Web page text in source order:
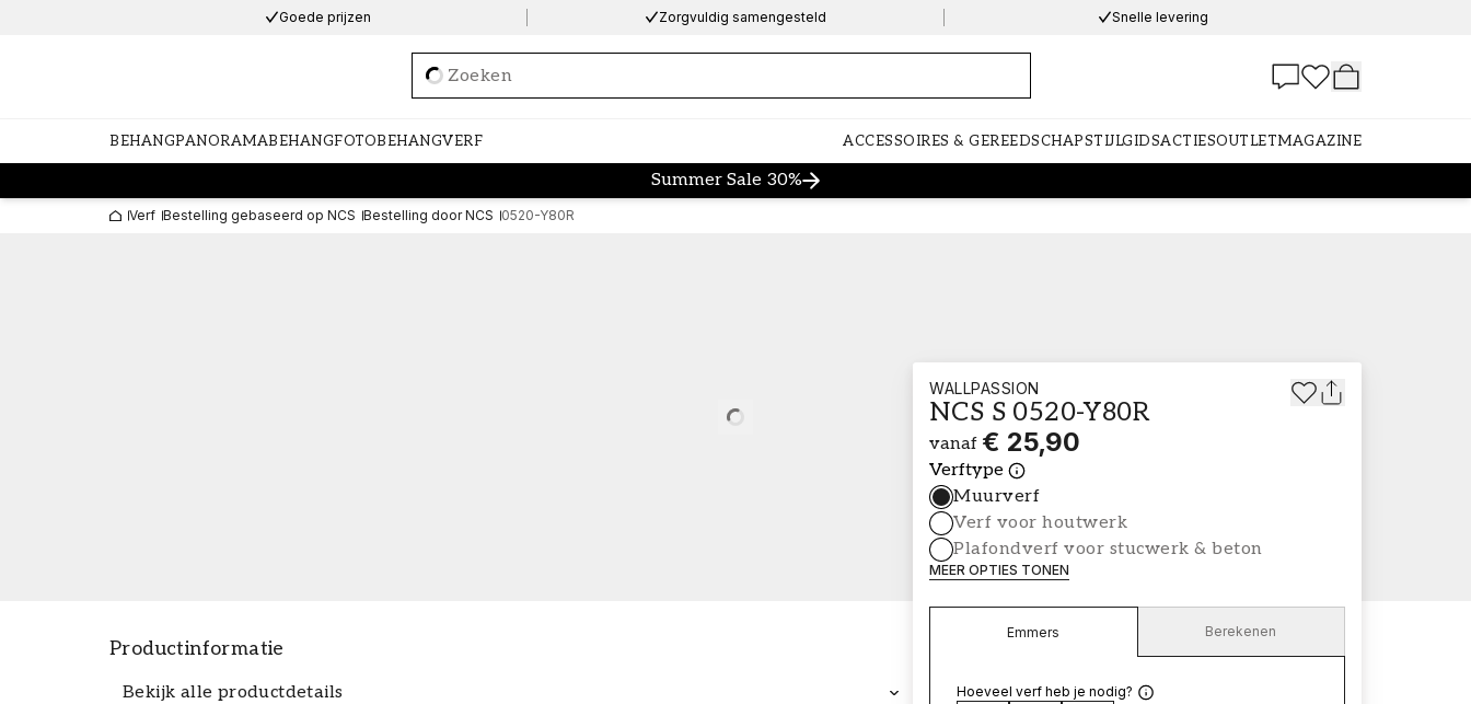
Goede prijzen Zorgvuldig samengesteld Snelle levering
Loading…
BEHANGPANORAMABEHANGFOTOBEHANGVERF ACCESSOIRES & GEREEDSCHAPSTIJLGIDSACTIESOUTLETMAGAZINE
Summer Sale 30%
Verf Bestelling gebaseerd op NCS Bestelling door NCS 0520-Y80R
Productinformatie
Bekijk alle productdetails
WALLPASSION
NCS S 0520-Y80R
vanaf € 25,90
Verftype
Muurverf
Verf voor houtwerk
Plafondverf voor stucwerk & beton
MEER OPTIES TONEN
Emmers Berekenen
Hoeveel verf heb je nodig?